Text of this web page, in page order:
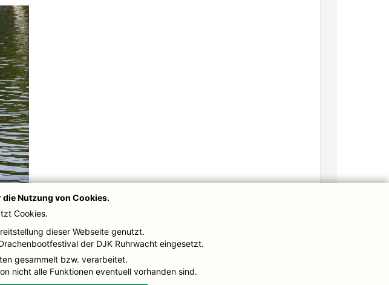
Nutzung von Cookies.
Cookies.
dieser Webseite genutzt.
der DJK Ruhrwacht eingesetzt.
gesammelt bzw. verarbeitet.
nicht alle Funktionen eventuell vorhanden sind.